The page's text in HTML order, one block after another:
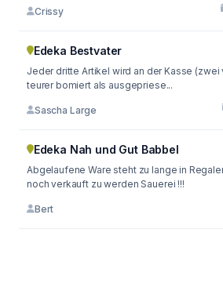
Crissy
Edeka Bestvater
Jeder dritte Artikel wird an der Kasse
teurer bomiert als ausgepriese...
Sascha Large
Edeka Nah und Gut Babbel
Abgelaufene Ware steht zu lange in
noch verkauft zu werden Sauerei !!!
Bert